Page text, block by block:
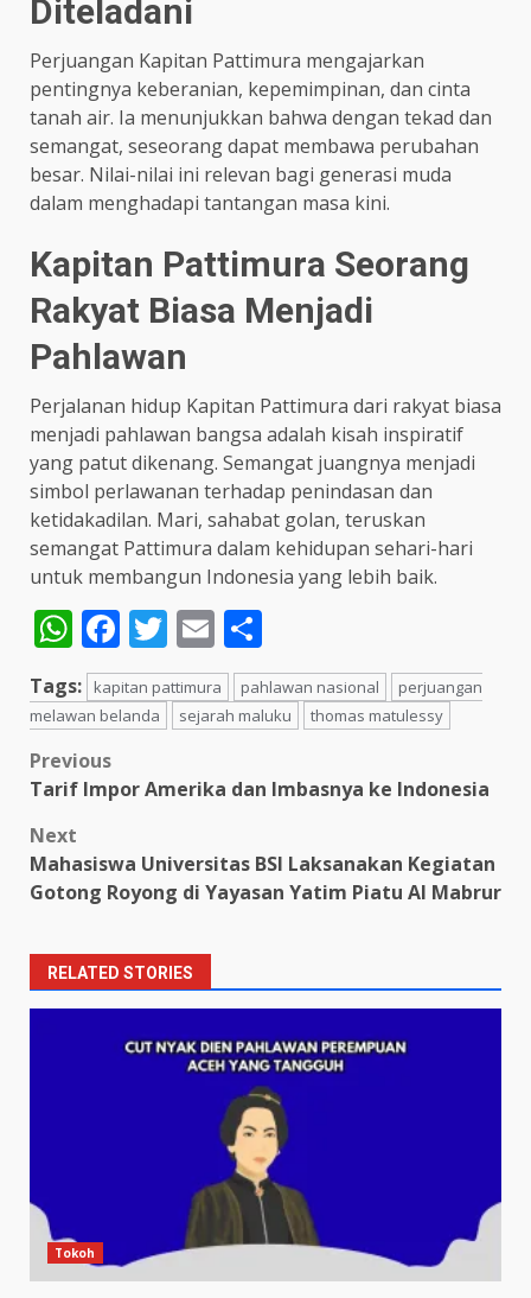
Diteladani
Perjuangan Kapitan Pattimura mengajarkan
pentingnya keberanian, kepemimpinan, dan cinta
tanah air. Ia menunjukkan bahwa dengan tekad dan
semangat, seseorang dapat membawa perubahan
besar. Nilai-nilai ini relevan bagi generasi muda
dalam menghadapi tantangan masa kini.​
Kapitan Pattimura Seorang
Rakyat Biasa Menjadi
Pahlawan
Perjalanan hidup Kapitan Pattimura dari rakyat biasa
menjadi pahlawan bangsa adalah kisah inspiratif
yang patut dikenang. Semangat juangnya menjadi
simbol perlawanan terhadap penindasan dan
ketidakadilan. Mari, sahabat golan, teruskan
semangat Pattimura dalam kehidupan sehari-hari
untuk membangun Indonesia yang lebih baik.​
WhatsApp
Facebook
Twitter
Email
Tags: kapitan pattimura​ pahlawan nasional​
perjuangan
melawan belanda​
sejarah maluku​ thomas matulessy
Post
navigation
Previous
Tarif Impor Amerika dan Imbasnya ke Indonesia
Next
Mahasiswa Universitas BSI Laksanakan Kegiatan
Gotong Royong di Yayasan Yatim Piatu Al Mabrur
RELATED STORIES
Tokoh